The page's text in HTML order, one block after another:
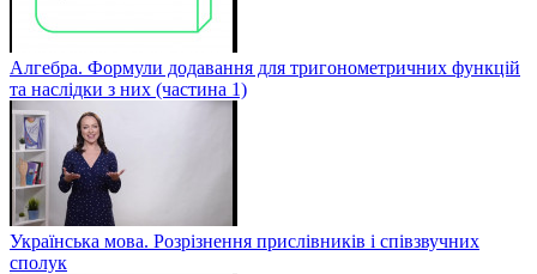
Алгебра. Формули додавання для тригонометричних функцій
та наслідки з них (частина 1)
Українська мова. Розрізнення прислівників і співзвучних
сполук